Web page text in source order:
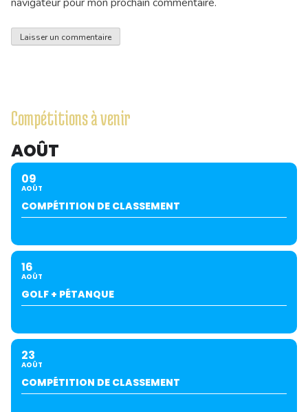
Compétitions à venir
AOÛT
09
AOÛT
COMPÉTITION DE CLASSEMENT
16
AOÛT
GOLF + PÉTANQUE
23
AOÛT
COMPÉTITION DE CLASSEMENT